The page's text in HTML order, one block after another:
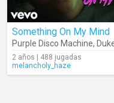
Something On My Mind
Purple Disco Machine,
2 años | 488 jugadas
melancholy_haze